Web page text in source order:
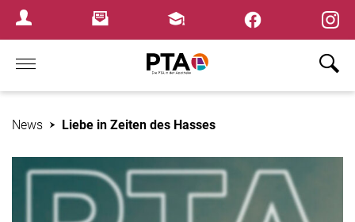
Login MenuNewsletterFortbildungen
Home
News Liebe in Zeiten des Hasses
×